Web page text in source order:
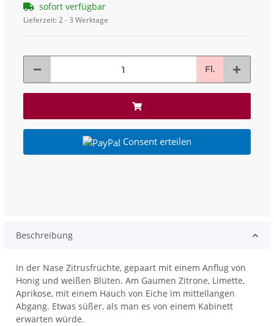
sofort verfügbar
Lieferzeit:2 - 3 Werktage
Fl.
Consent erteilen
Beschreibung
In der Nase Zitrusfrüchte, gepaart mit einem Anflug von
Honig und weißen Blüten. Am Gaumen Zitrone, Limette,
Aprikose, mit einem Hauch von Eiche im mittellangen
Abgang. Etwas süßer, als man es von einem Kabinett
erwarten würde.